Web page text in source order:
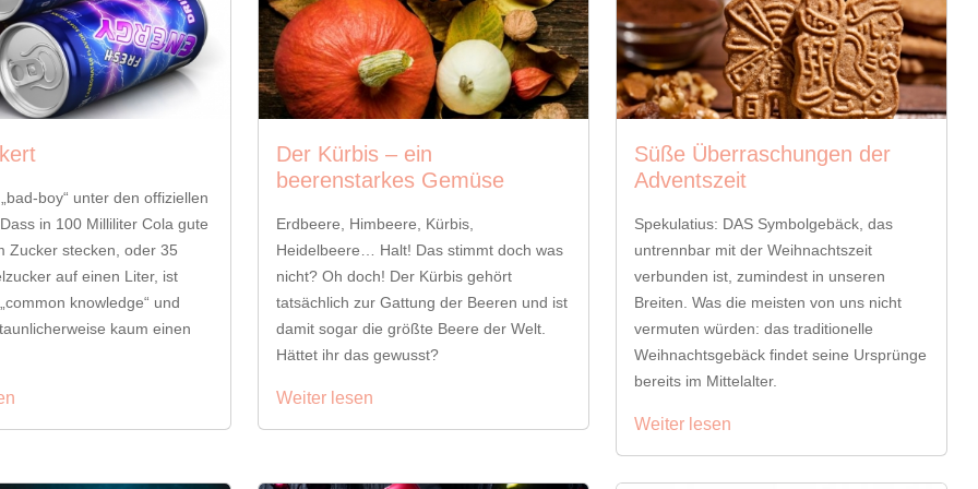
boy“ unter den offiziellen
in 100 Milliliter Cola gute
Zucker stecken, oder 35
auf einen Liter, ist
knowledge“ und
kaum einen
Der Kürbis – ein
beerenstarkes Gemüse
Erdbeere, Himbeere, Kürbis,
Heidelbeere… Halt! Das stimmt doch was
nicht? Oh doch! Der Kürbis gehört
tatsächlich zur Gattung der Beeren und ist
damit sogar die größte Beere der Welt.
Hättet ihr das gewusst?
Weiter lesen
Süße Überraschungen der
Adventszeit
Spekulatius: DAS Symbolgebäck, das
untrennbar mit der Weihnachtszeit
verbunden ist, zumindest in unseren
Breiten. Was die meisten von uns nicht
vermuten würden: das traditionelle
Weihnachtsgebäck findet seine Ursprünge
bereits im Mittelalter.
Weiter lesen